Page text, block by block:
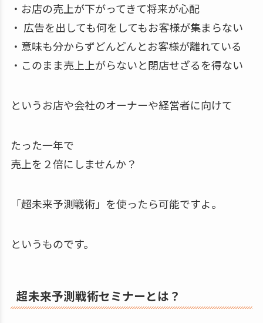
・お店の売上が下がってきて将来が心配
・ 広告を出しても何をしてもお客様が集まらない
・意味も分からずどんどんとお客様が離れている
・このまま売上上がらないと閉店せざるを得ない
というお店や会社のオーナーや経営者に向けて
たった一年で
売上を２倍にしませんか？
「超未来予測戦術」を使ったら可能ですよ。
というものです。
超未来予測戦術セミナーとは？